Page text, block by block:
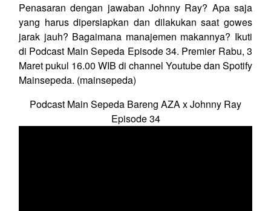
Penasaran dengan jawaban Johnny Ray? Apa saja
yang harus dipersiapkan dan dilakukan saat gowes
jarak jauh? Bagaimana manajemen makannya? Ikuti
di Podcast Main Sepeda Episode 34. Premier Rabu, 3
Maret pukul 16.00 WIB di channel Youtube dan Spotify
Mainsepeda. (mainsepeda)
Podcast Main Sepeda Bareng AZA x Johnny Ray
Episode 34